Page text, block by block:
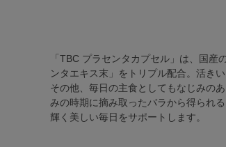
「TBC プラセンタカプセル」は、国
ンタエキス末」をトリプル配合。活き
その他、毎日の主食としてもなじみの
みの時期に摘み取ったバラから得られ
輝く美しい毎日をサポートします。